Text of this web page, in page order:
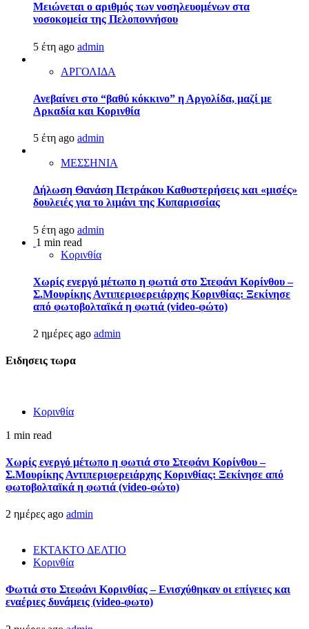
Μειώνεται ο αριθμός των νοσηλευομένων στα
νοσοκομεία της Πελοποννήσου
5 έτη ago admin
ΑΡΓΟΛΙΔΑ
Ανεβαίνει στο “βαθύ κόκκινο” η Αργολίδα, μαζί με
Αρκαδία και Κορινθία
5 έτη ago admin
ΜΕΣΣΗΝΙΑ
Δήλωση Θανάση Πετράκου Καθυστερήσεις και «μισές»
δουλειές για το λιμάνι της Κυπαρισσίας
5 έτη ago admin
1 min read
Κορινθία
Χωρίς ενεργό μέτωπο η φωτιά στο Στεφάνι Κορίνθου –
Σ.Μουρίκης Αντιπεριφερειάρχης Κορινθίας: Ξεκίνησε
από φωτοβολταϊκά η φωτιά (video-φώτο)
2 ημέρες ago admin
Ειδησεις τωρα
Κορινθία
1 min read
Χωρίς ενεργό μέτωπο η φωτιά στο Στεφάνι Κορίνθου –
Σ.Μουρίκης Αντιπεριφερειάρχης Κορινθίας: Ξεκίνησε από
φωτοβολταϊκά η φωτιά (video-φώτο)
2 ημέρες ago admin
ΕΚΤΑΚΤΟ ΔΕΛΤΙΟ
Κορινθία
Φωτιά στο Στεφάνι Κορινθίας – Ενισχύθηκαν οι επίγειες και
εναέριες δυνάμεις (video-φωτο)